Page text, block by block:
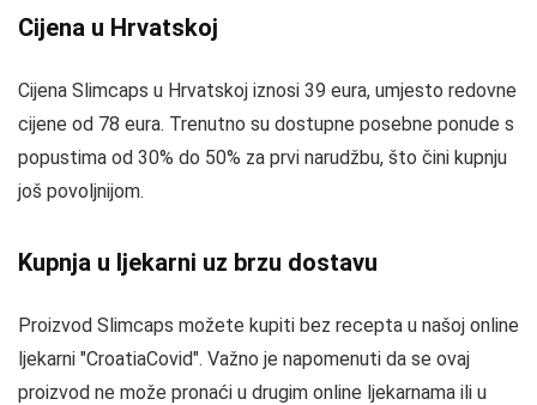
Cijena u Hrvatskoj
Cijena Slimcaps u Hrvatskoj iznosi 39 eura, umjesto redovne
cijene od 78 eura. Trenutno su dostupne posebne ponude s
popustima od 30% do 50% za prvi narudžbu, što čini kupnju
još povoljnijom.
Kupnja u ljekarni uz brzu dostavu
Proizvod Slimcaps možete kupiti bez recepta u našoj online
ljekarni "CroatiaCovid". Važno je napomenuti da se ovaj
proizvod ne može pronaći u drugim online ljekarnama ili u